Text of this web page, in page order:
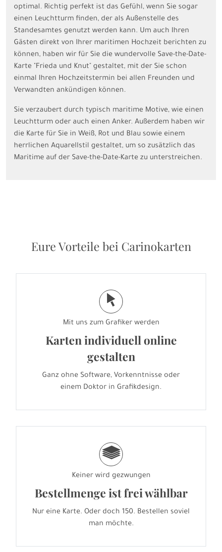
optimal. Richtig perfekt ist das Gefühl, wenn Sie sogar
einen Leuchtturm finden, der als Außenstelle des
Standesamtes genutzt werden kann. Um auch Ihren
Gästen direkt von Ihrer maritimen Hochzeit berichten zu
können, haben wir für Sie die wundervolle Save-the-Date-
Karte "Frieda und Knut" gestaltet, mit der Sie schon
einmal Ihren Hochzeitstermin bei allen Freunden und
Verwandten ankündigen können.
Sie verzaubert durch typisch maritime Motive, wie einen
Leuchtturm oder auch einen Anker. Außerdem haben wir
die Karte für Sie in Weiß, Rot und Blau sowie einem
herrlichen Aquarellstil gestaltet, um so zusätzlich das
Maritime auf der Save-the-Date-Karte zu unterstreichen.
Eure Vorteile bei Carinokarten
j
Mit uns zum Grafiker werden
Karten individuell online
gestalten
Ganz ohne Software, Vorkenntnisse oder
einem Doktor in Grafikdesign.
g
Keiner wird gezwungen
Bestellmenge ist frei wählbar
Nur eine Karte. Oder doch 150. Bestellen soviel
man möchte.